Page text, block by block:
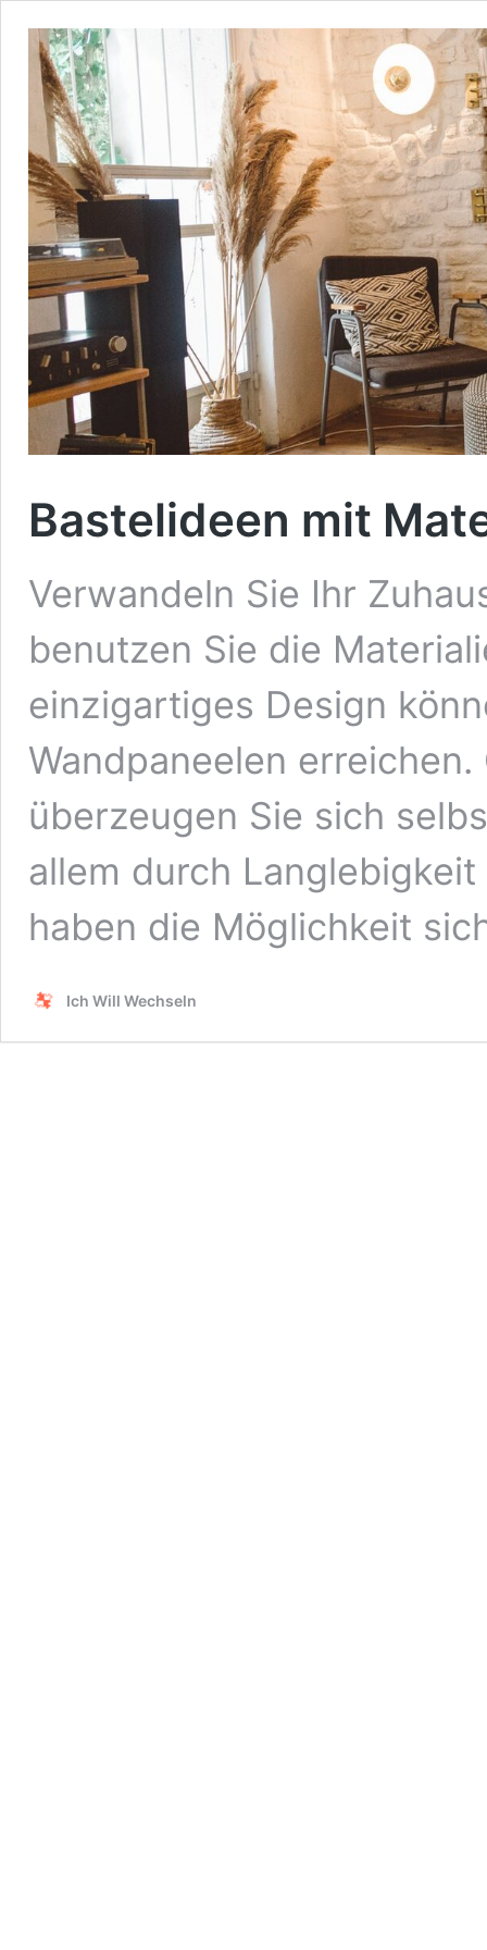
Bastelideen mit
Verwandeln Sie Ihr
benutzen Sie die
einzigartiges Design
Wandpaneelen
überzeugen Sie sich
allem durch
haben die Möglichkeit
Ich Will Wechseln